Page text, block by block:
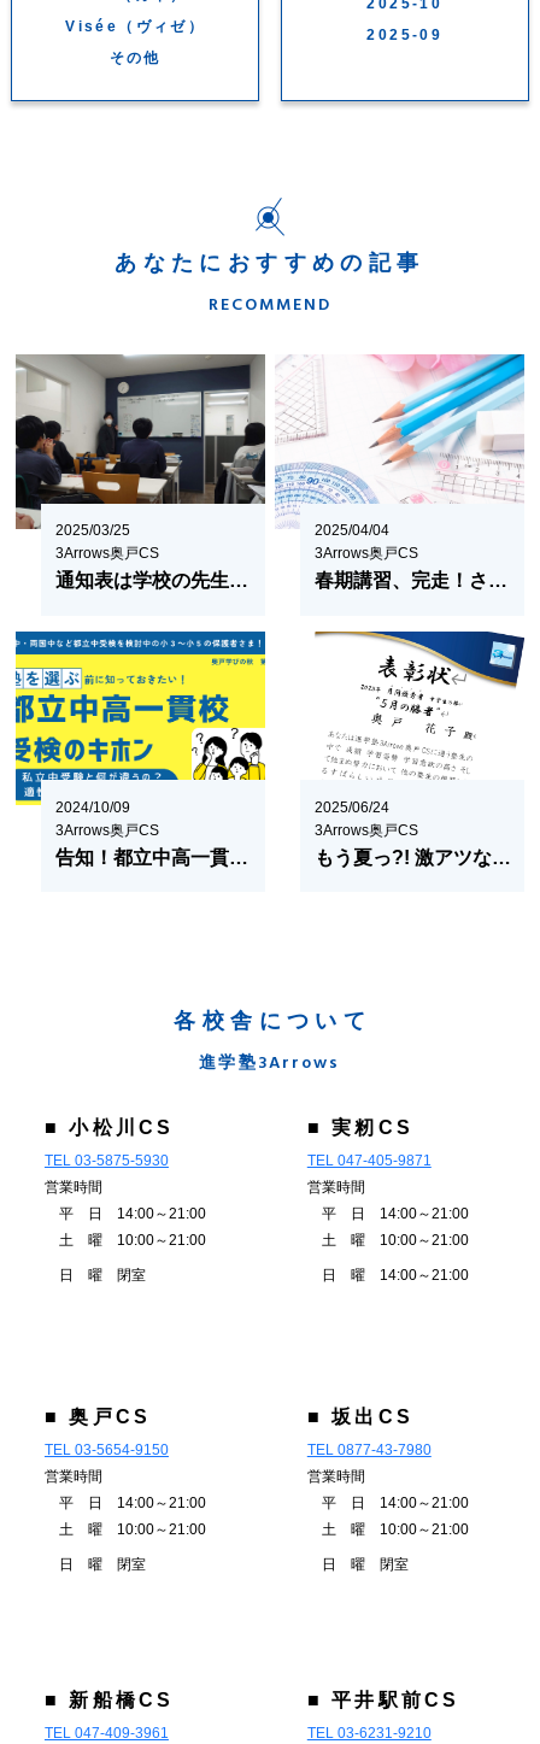
Visée（ヴィゼ）
その他
2025-10
2025-09
あなたにおすすめの記事
RECOMMEND
2025/03/25
3Arrows奥戸CS
通知表は学校の先生からのメッセージ
2025/04/04
3Arrows奥戸CS
春期講習、完走！さあ、新学期！
2024/10/09
3Arrows奥戸CS
告知！都立中高一貫校受検のキホン！
2025/06/24
3Arrows奥戸CS
もう夏っ?! 激アツなんです、奥戸CS！
各校舎について
進学塾3Arrows
■ 小松川CS
TEL 03-5875-5930
営業時間
平 日 14:00～21:00
土 曜 10:00～21:00
日 曜 閉室
■ 実籾CS
TEL 047-405-9871
営業時間
平 日 14:00～21:00
土 曜 10:00～21:00
日 曜 14:00～21:00
■ 奥戸CS
TEL 03-5654-9150
営業時間
平 日 14:00～21:00
土 曜 10:00～21:00
日 曜 閉室
■ 坂出CS
TEL 0877-43-7980
営業時間
平 日 14:00～21:00
土 曜 10:00～21:00
日 曜 閉室
■ 新船橋CS
TEL 047-409-3961
■ 平井駅前CS
TEL 03-6231-9210